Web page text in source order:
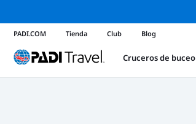
PADI.COM Tienda Club Blog
Cruceros de buceo